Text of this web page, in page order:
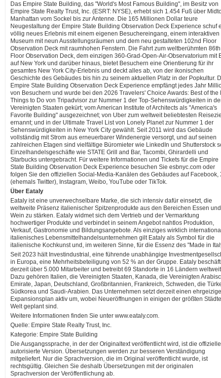
Das Empire State Building, das "World's Most Famous Building", im Besitz von
Empire State Realty Trust, Inc. (ESRT: NYSE), erhebt sich 1.454 Fuß über
Manhattan vom Sockel bis zur Antenne. Die 165 Millionen Dollar teure
Neugestaltung der Empire State Building Observation Deck Experience schuf
völlig neues Erlebnis mit einem eigenen Besuchereingang, einem interaktiven
Museum mit neun Ausstellungsräumen und dem neu gestalteten 102nd Floor
Observation Deck mit raumhohen Fenstern. Die Fahrt zum weltberühmten 86th
Floor Observation Deck, dem einzigen 360-Grad-Open-Air-Observatorium mit
auf New York und darüber hinaus, bietet Besuchern eine Orientierung für ihr
gesamtes New York City-Erlebnis und deckt alles ab, von der ikonischen
Geschichte des Gebäudes bis hin zu seinem aktuellen Platz in der Popkultur.
Empire State Building Observation Deck Experience empfängt jedes Jahr
von Besuchern und wurde bei den 2026 Travelers' Choice Awards: Best of the
Things to Do von Tripadvisor zur Nummer 1 der Top-Sehenswürdigkeiten in
Vereinigten Staaten gekürt; vom American Institute of Architects als "America's
Favorite Building" ausgezeichnet; von Uber zum weltweit beliebtesten
ernannt; und in der Ultimate Travel List von Lonely Planet zur Nummer 1 der
Sehenswürdigkeiten in New York City gewählt. Seit 2011 wird das Gebäude
vollständig mit Strom aus erneuerbarer Windenergie versorgt, und auf seinen
zahlreichen Etagen sind vielfältige Büromieter wie LinkedIn und Shutterstock
Einzelhandelsgeschäfte wie STATE Grill and Bar, Tacombi, Ghirardelli und
Starbucks untergebracht. Für weitere Informationen und Tickets für die Empire
State Building Observation Deck Experience besuchen Sie esbnyc.com oder
folgen Sie den offiziellen Social-Media-Kanälen des Gebäudes auf Facebook,
(ehemals Twitter), Instagram, Weibo, YouTube oder TikTok.
Über Eataly
Eataly ist eine unverwechselbare Marke, die sich intensiv dafür einsetzt, die
weltweite Präsenz italienischer Spitzenprodukte aus den Bereichen Essen und
Wein zu stärken. Eataly widmet sich dem Vertrieb und der Vermarktung
hochwertiger Produkte und verbindet in seinem Angebot nahtlos Produktion,
Verkauf, Gastronomie und Bildungsangebote. Als einziges wirklich
italienisches Lebensmittelhandelsunternehmen gilt Eataly als Symbol für die
italienische Kochkunst und, im weiteren Sinne, für die Essenz des "Made in
Seit 2023 hält Investindustrial, eine führende unabhängige
in Europa, eine Mehrheitsbeteiligung von 52 % an der Gruppe. Eataly
derzeit über 5.000 Mitarbeiter und betreibt 69 Standorte in 16 Ländern
Dazu gehören Italien, die Vereinigten Staaten, Kanada, die Vereinigten
Emirate, Japan, Deutschland, Großbritannien, Frankreich, Schweden, die
Südkorea und Saudi-Arabien. Das Unternehmen setzt derzeit einen
Expansionsplan aktiv um, wobei Neueröffnungen in einigen der größten
Welt geplant sind.
Weitere Informationen finden Sie unter www.eataly.com.
Quelle: Empire State Realty Trust, Inc.
Kategorie: Empire State Building
Die Ausgangssprache, in der der Originaltext veröffentlicht wird, ist die
autorisierte Version. Übersetzungen werden zur besseren Verständigung
mitgeliefert. Nur die Sprachversion, die im Original veröffentlicht wurde, ist
rechtsgültig. Gleichen Sie deshalb Übersetzungen mit der originalen
Sprachversion der Veröffentlichung ab.